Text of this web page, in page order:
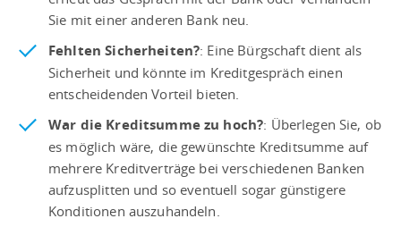
Sie mit einer anderen Bank neu.
Fehlten Sicherheiten?: Eine Bürgschaft dient als
Sicherheit und könnte im Kreditgespräch einen
entscheidenden Vorteil bieten.
War die Kreditsumme zu hoch?: Überlegen Sie, ob
es möglich wäre, die gewünschte Kreditsumme auf
mehrere Kreditverträge bei verschiedenen Banken
aufzusplitten und so eventuell sogar günstigere
Konditionen auszuhandeln.